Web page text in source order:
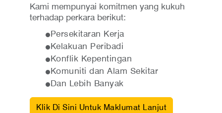
Kami mempunyai komitmen yang kukuh
terhadap perkara berikut:
Persekitaran Kerja
Kelakuan Peribadi
Konflik Kepentingan
Komuniti dan Alam Sekitar
Dan Lebih Banyak
Klik Di Sini Untuk Maklumat Lanjut